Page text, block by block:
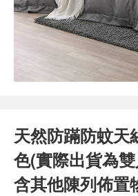
天然防蹣防蚊天
色(實際出貨為
含其他陳列佈置